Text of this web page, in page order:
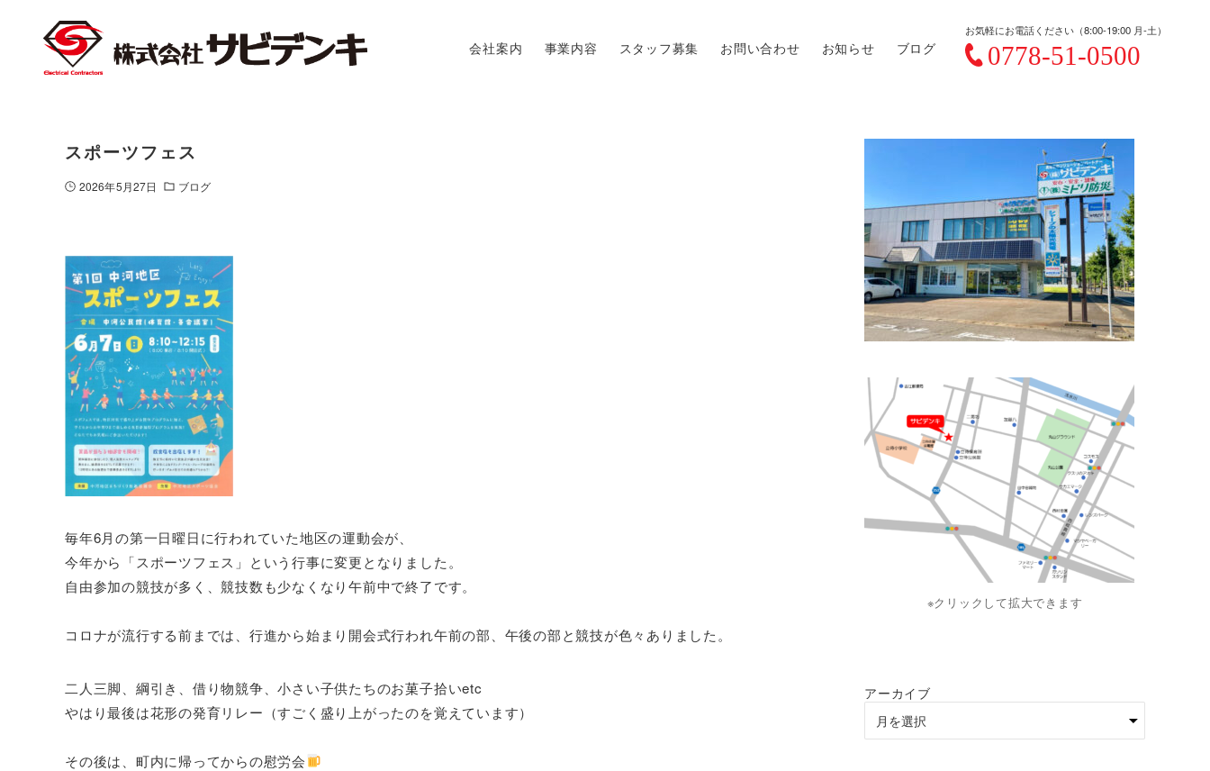
会社案内 事業内容 スタッフ募集 お問い合わせ お知らせ ブログ
お気軽にお電話ください（8:00-19:00 月-土）
スポーツフェス
2026年5月27日 ブログ
毎年6月の第一日曜日に行われていた地区の運動会が、
今年から「スポーツフェス」という行事に変更となりました。
自由参加の競技が多く、競技数も少なくなり午前中で終了です。
コロナが流行する前までは、行進から始まり開会式行われ午前の部、午後の部と競技が色々ありました。
二人三脚、綱引き、借り物競争、小さい子供たちのお菓子拾いetc
やはり最後は花形の発育リレー（すごく盛り上がったのを覚えています）
その後は、町内に帰ってからの慰労会
※クリックして拡大できます
アーカイブ